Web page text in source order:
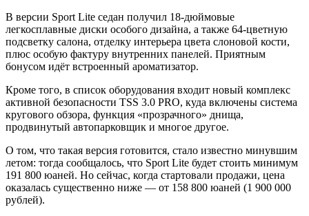
В версии Sport Lite седан получил 18-дюймовые
легкосплавные диски особого дизайна, а также 64-цветную
подсветку салона, отделку интерьера цвета слоновой кости,
плюс особую фактуру внутренних панелей. Приятным
бонусом идёт встроенный ароматизатор.
Кроме того, в список оборудования входит новый комплекс
активной безопасности TSS 3.0 PRO, куда включены система
кругового обзора, функция «прозрачного» днища,
продвинутый автопарковщик и многое другое.
О том, что такая версия готовится, стало известно минувшим
летом: тогда сообщалось, что Sport Lite будет стоить минимум
191 800 юаней. Но сейчас, когда стартовали продажи, цена
оказалась существенно ниже — от 158 800 юаней (1 900 000
рублей).